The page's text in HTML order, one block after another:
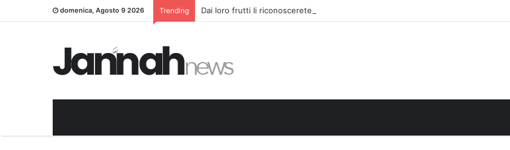
domenica, Agosto 9 2026 Trending Dai loro frutti li riconoscerete